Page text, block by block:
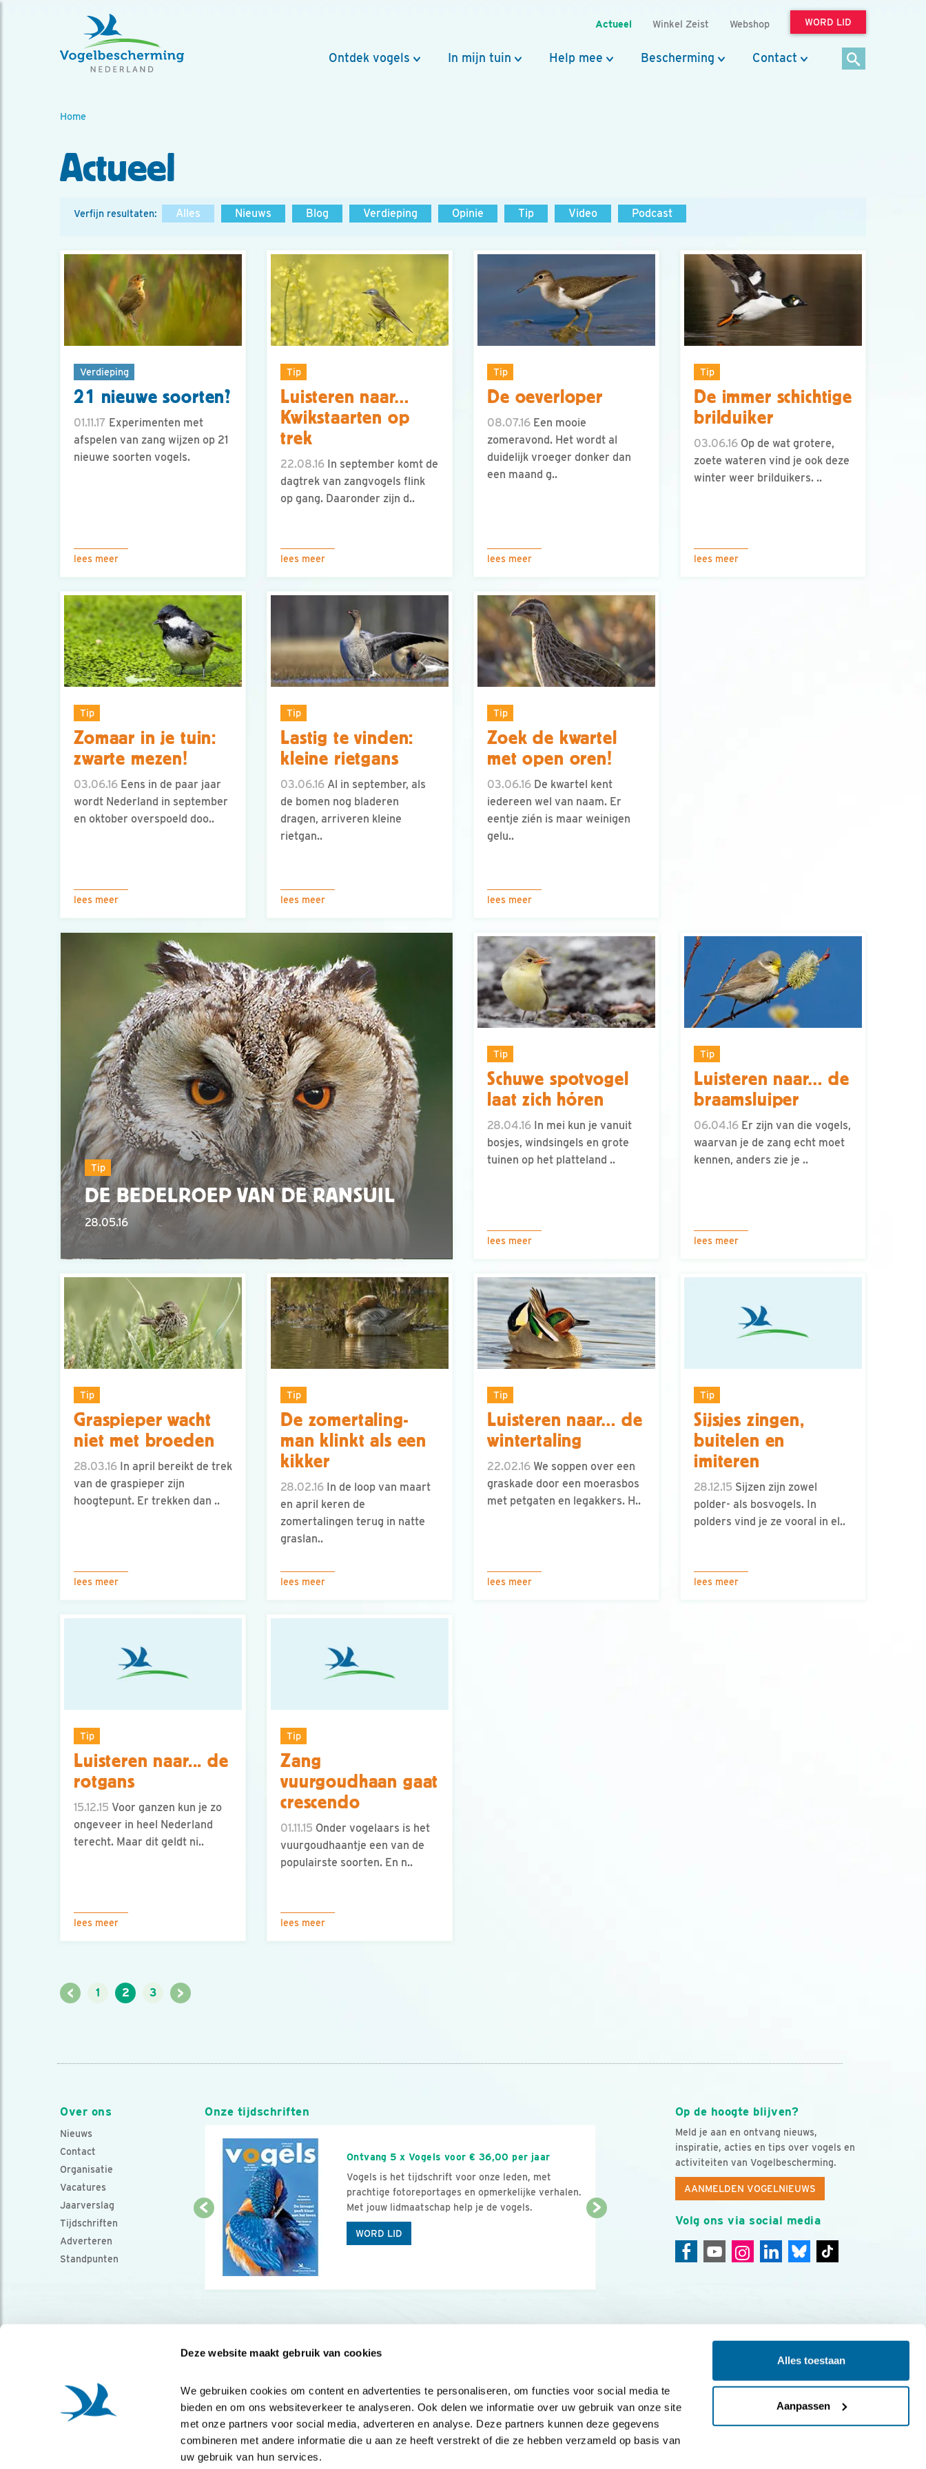
Deze website maakt gebruik van cookies
We gebruiken cookies om content en advertenties te personaliseren, om functies voor social media te
bieden en om ons websiteverkeer te analyseren. Ook delen we informatie over uw gebruik van onze site
met onze partners voor social media, adverteren en analyse. Deze partners kunnen deze gegevens
combineren met andere informatie die u aan ze heeft verstrekt of die ze hebben verzameld op basis van
uw gebruik van hun services.
Alles toestaan
Aanpassen
Actueel Winkel Zeist Webshop WORD LID
Ontdek vogels In mijn tuin Help mee Bescherming Contact
Home
Actueel
Verfijn resultaten: Alles Nieuws Blog Verdieping Opinie Tip Video Podcast
Verdieping
21 nieuwe soorten?
01.11.17 Experimenten met
afspelen van zang wijzen op 21
nieuwe soorten vogels.
lees meer
Tip
Luisteren naar…
Kwikstaarten op
trek
22.08.16 In september komt de
dagtrek van zangvogels flink
op gang. Daaronder zijn d..
lees meer
Tip
De oeverloper
08.07.16 Een mooie
zomeravond. Het wordt al
duidelijk vroeger donker dan
een maand g..
lees meer
Tip
De immer schichtige
brilduiker
03.06.16 Op de wat grotere,
zoete wateren vind je ook deze
winter weer brilduikers. ..
lees meer
Tip
Zomaar in je tuin:
zwarte mezen!
03.06.16 Eens in de paar jaar
wordt Nederland in september
en oktober overspoeld doo..
lees meer
Tip
Lastig te vinden:
kleine rietgans
03.06.16 Al in september, als
de bomen nog bladeren
dragen, arriveren kleine
rietgan..
lees meer
Tip
Zoek de kwartel
met open oren!
03.06.16 De kwartel kent
iedereen wel van naam. Er
eentje zién is maar weinigen
gelu..
lees meer
Tip
DE BEDELROEP VAN DE RANSUIL
28.05.16
Tip
Schuwe spotvogel
laat zich hóren
28.04.16 In mei kun je vanuit
bosjes, windsingels en grote
tuinen op het platteland ..
lees meer
Tip
Luisteren naar… de
braamsluiper
06.04.16 Er zijn van die vogels,
waarvan je de zang echt moet
kennen, anders zie je ..
lees meer
Tip
Graspieper wacht
niet met broeden
28.03.16 In april bereikt de trek
van de graspieper zijn
hoogtepunt. Er trekken dan ..
lees meer
Tip
De zomertaling-
man klinkt als een
kikker
28.02.16 In de loop van maart
en april keren de
zomertalingen terug in natte
graslan..
lees meer
Tip
Luisteren naar… de
wintertaling
22.02.16 We soppen over een
graskade door een moerasbos
met petgaten en legakkers. H..
lees meer
Tip
Sijsjes zingen,
buitelen en
imiteren
28.12.15 Sijzen zijn zowel
polder- als bosvogels. In
polders vind je ze vooral in el..
lees meer
Tip
Luisteren naar... de
rotgans
15.12.15 Voor ganzen kun je zo
ongeveer in heel Nederland
terecht. Maar dit geldt ni..
lees meer
Tip
Zang
vuurgoudhaan gaat
crescendo
01.11.15 Onder vogelaars is het
vuurgoudhaantje een van de
populairste soorten. En n..
lees meer
< 1 2 3 >
Over ons
Nieuws
Contact
Organisatie
Vacatures
Jaarverslag
Tijdschriften
Adverteren
Standpunten
Op de hoogte blijven?
Meld je aan en ontvang nieuws,
inspiratie, acties en tips over vogels en
activiteiten van Vogelbescherming.
AANMELDEN VOGELNIEUWS
Volg ons via social media
Onze tijdschriften
Ontvang 5 x Vogels voor € 36,00 per jaar
Vogels is het tijdschrift voor onze leden, met
prachtige fotoreportages en opmerkelijke verhalen.
Met jouw lidmaatschap help je de vogels.
WORD LID